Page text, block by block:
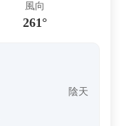
風向
261°
陰天